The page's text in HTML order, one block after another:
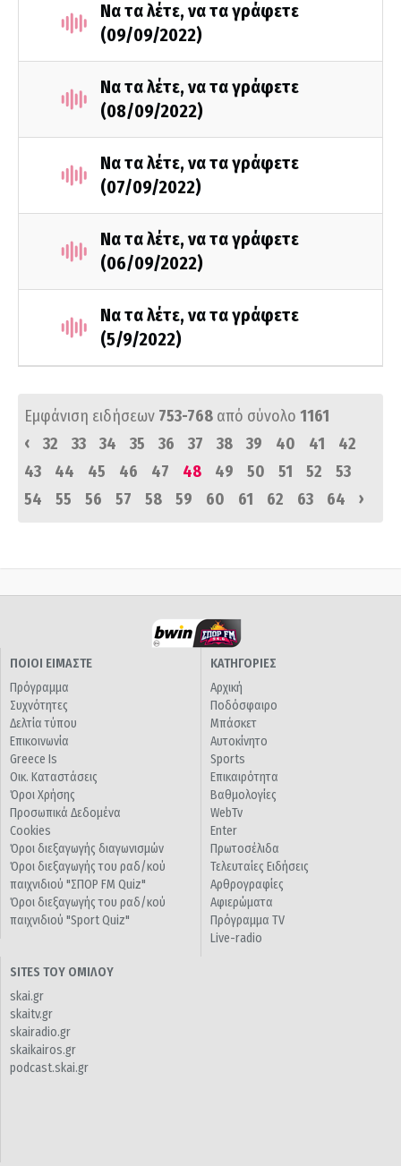
Να τα λέτε, να τα γράφετε
(09/09/2022)
Να τα λέτε, να τα γράφετε
(08/09/2022)
Να τα λέτε, να τα γράφετε
(07/09/2022)
Να τα λέτε, να τα γράφετε
(06/09/2022)
Να τα λέτε, να τα γράφετε
(5/9/2022)
Εμφάνιση ειδήσεων 753-768 από σύνολο 1161
‹
32 33 34 35 36 37 38 39 40 41
42
43
44 45 46 47 48 49 50 51 52
53
54
55 56 57 58 59 60 61 62 63 64 ›
ΠΟΙΟΙ ΕΙΜΑΣΤΕ
Πρόγραμμα
Συχνότητες
Δελτία τύπου
Επικοινωνία
Greece Is
Οικ. Καταστάσεις
Όροι Χρήσης
Προσωπικά Δεδομένα
Cookies
Όροι διεξαγωγής διαγωνισμών
Όροι διεξαγωγής του ραδ/κού
παιχνιδιού "ΣΠΟΡ FM Quiz"
Όροι διεξαγωγής του ραδ/κού
παιχνιδιού "Sport Quiz"
ΚΑΤΗΓΟΡΙΕΣ
Αρχική
Ποδόσφαιρο
Μπάσκετ
Αυτοκίνητο
Sports
Επικαιρότητα
Βαθμολογίες
WebTv
Enter
Πρωτοσέλιδα
Τελευταίες Ειδήσεις
Αρθρογραφίες
Αφιερώματα
Πρόγραμμα TV
Live-radio
SITES ΤΟΥ ΟΜΙΛΟΥ
skai.gr
skaitv.gr
skairadio.gr
skaikairos.gr
podcast.skai.gr